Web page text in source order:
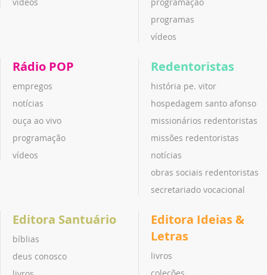
vídeos
programação
programas
vídeos
Rádio POP
empregos
notícias
ouça ao vivo
programação
vídeos
Redentoristas
história pe. vitor
hospedagem santo afonso
missionários redentoristas
missões redentoristas
notícias
obras sociais redentoristas
secretariado vocacional
Editora Santuário
bíblias
deus conosco
Editora Ideias &
Letras
livros